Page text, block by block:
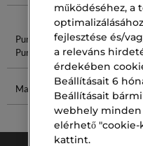
Pure Skin
Pure
Színezett
Krém
Mattító Krém
Jardin
működéséhez, a
fejlesztése és/
a releváns
érdekében
Beállításait 6
Beállításait
webhely minden
elérhető
kattint.